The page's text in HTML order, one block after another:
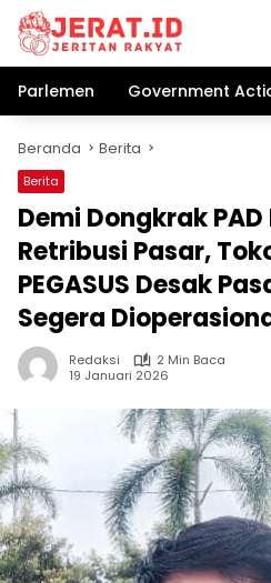
Langsung
konten
Parlemen
Government
Beranda Berita
Berita
Demi Dongkrak
Retribusi Pasar,
PEGASUS Desak
Segera
Redaksi
2 Min Baca
19 Januari 2026